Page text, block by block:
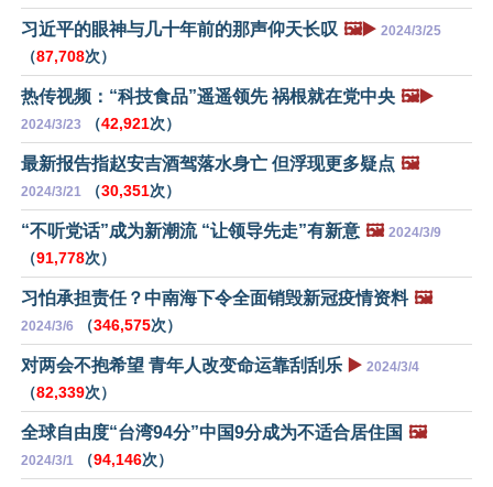
习近平的眼神与几十年前的那声仰天长叹 🖼️▶️ 2024/3/25
（87,708次）
热传视频：“科技食品”遥遥领先 祸根就在党中央 🖼️▶️
2024/3/23 （42,921次）
最新报告指赵安吉酒驾落水身亡 但浮现更多疑点 🖼️
2024/3/21 （30,351次）
“不听党话”成为新潮流 “让领导先走”有新意 🖼️ 2024/3/9
（91,778次）
习怕承担责任？中南海下令全面销毁新冠疫情资料 🖼️
2024/3/6 （346,575次）
对两会不抱希望 青年人改变命运靠刮刮乐 ▶️ 2024/3/4
（82,339次）
全球自由度“台湾94分”中国9分成为不适合居住国 🖼️
2024/3/1 （94,146次）